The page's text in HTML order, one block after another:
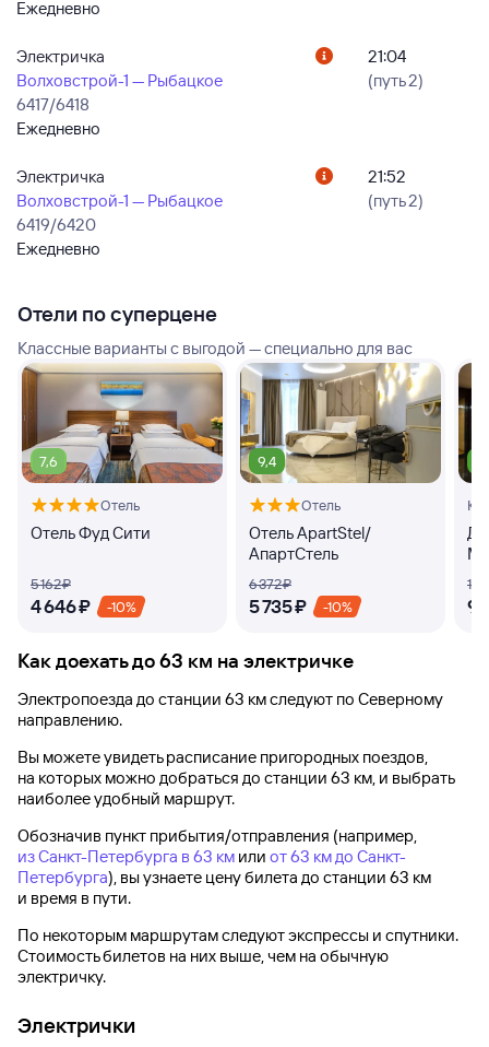
Ежедневно
Электричка
Волховстрой-1 — Рыбацкое
6417/6418
Ежедневно
21:04
(путь 2)
Электричка
Волховстрой-1 — Рыбацкое
6419/6420
Ежедневно
21:52
(путь 2)
Отели по суперцене
Классные варианты с выгодой — специально для вас
7,6
Отель
Отель Фуд Сити
5 ⁠162 ⁠₽
4 ⁠646 ⁠₽ -10%
9,4
Отель
Отель ApartStel/
АпартСтель
6 ⁠372 ⁠₽
5 ⁠735 ⁠₽ -10%
10
9
Как доехать до63 км на электричке
Электропоезда до станции 63 кмследуют по Северному
направлению.
Вы можете увидеть расписание пригородных поездов,
на которых можно добраться до станции 63 км, и выбрать
наиболее удобный маршрут.
Обозначив пункт прибытия/отправления (например,
из Санкт-Петербурга в 63 км или от 63 км до Санкт-
Петербурга), вы узнаете цену билета до станции 63 км
и время в пути.
По некоторым маршрутам следуют экспрессы и спутники.
Стоимость билетов на них выше, чем на обычную
электричку.
Электрички